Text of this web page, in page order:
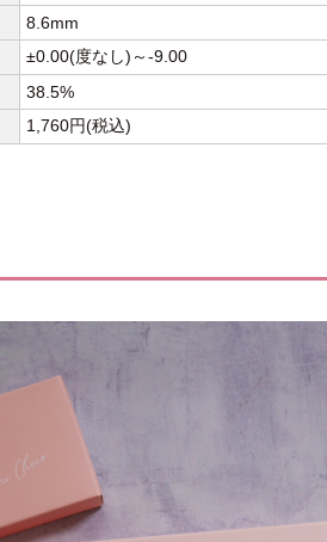
8.6mm
±0.00(度なし)～-9.00
38.5%
1,760円(税込)